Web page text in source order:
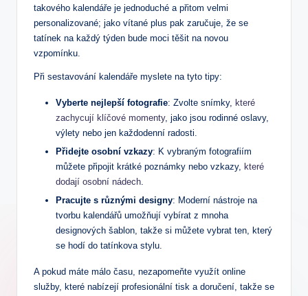
⁣takového kalendáře ‍je jednoduché a ‍přitom ‍velmi
personalizované; jako vítané plus pak zaručuje, že ⁣se
tatínek na každý týden ​bude ⁤moci těšit na​ novou‍
vzpomínku.
Při sestavování kalendáře⁣ myslete na⁣ tyto ​tipy:
Vyberte nejlepší​ fotografie: Zvolte ⁤snímky, které
zachycují klíčové momenty, jako⁣ jsou rodinné oslavy,
výlety nebo jen každodenní radosti.
Přidejte osobní vzkazy: ‍K vybraným fotografiím
můžete ​připojit krátké poznámky nebo vzkazy, ⁤ které
dodají osobní nádech.
Pracujte ⁣s různými designy: ⁤Moderní nástroje ​na
tvorbu kalendářů umožňují vybírat‌ z mnoha
designových šablon,⁣ takže si můžete ⁤vybrat ten, který
se hodí do tatínkova‌ stylu.
A pokud máte ⁤málo času, nezapomeňte využít online
služby, ⁣které nabízejí profesionální tisk⁢ a doručení, takže se